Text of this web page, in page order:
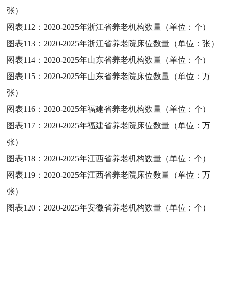
张）
图表112： 2020-2025年浙江省养老机构数量（单位：个）
图表113： 2020-2025年浙江省养老院床位数量（单位：张）
图表114： 2020-2025年山东省养老机构数量（单位：个）
图表115： 2020-2025年山东省养老院床位数量（单位：万
张）
图表116： 2020-2025年福建省养老机构数量（单位：个）
图表117： 2020-2025年福建省养老院床位数量（单位：万
张）
图表118： 2020-2025年江西省养老机构数量（单位：个）
图表119： 2020-2025年江西省养老院床位数量（单位：万
张）
图表120： 2020-2025年安徽省养老机构数量（单位：个）